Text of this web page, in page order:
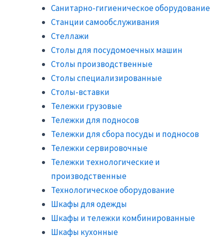
Санитарно-гигиеническое оборудование
Станции самообслуживания
Стеллажи
Столы для посудомоечных машин
Столы производственные
Столы специализированные
Столы-вставки
Тележки грузовые
Тележки для подносов
Тележки для сбора посуды и подносов
Тележки сервировочные
Тележки технологические и
производственные
Технологическое оборудование
Шкафы для одежды
Шкафы и тележки комбинированные
Шкафы кухонные